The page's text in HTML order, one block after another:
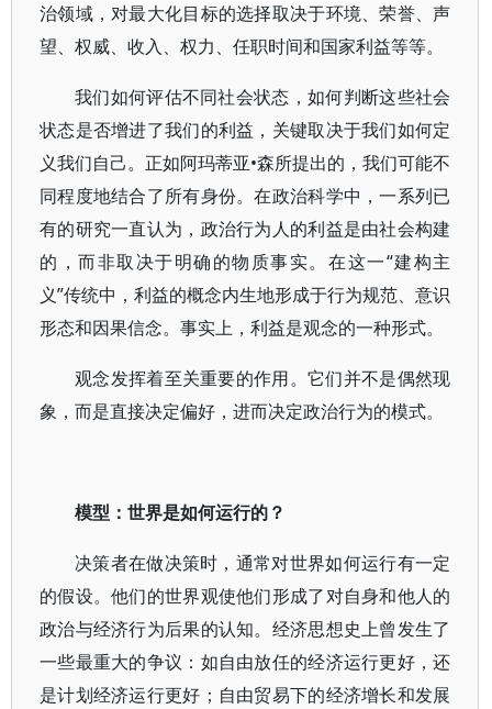
治领域，对最大化目标的选择取决于环境、荣誉、声
望、权威、收入、权力、任职时间和国家利益等等。
我们如何评估不同社会状态，如何判断这些社会
状态是否增进了我们的利益，关键取决于我们如何定
义我们自己。正如阿玛蒂亚•森所提出的，我们可能不
同程度地结合了所有身份。在政治科学中，一系列已
有的研究一直认为，政治行为人的利益是由社会构建
的，而非取决于明确的物质事实。在这一“建构主
义”传统中，利益的概念内生地形成于行为规范、意识
形态和因果信念。事实上，利益是观念的一种形式。
观念发挥着至关重要的作用。它们并不是偶然现
象，而是直接决定偏好，进而决定政治行为的模式。
模型：世界是如何运行的？
决策者在做决策时，通常对世界如何运行有一定
的假设。他们的世界观使他们形成了对自身和他人的
政治与经济行为后果的认知。经济思想史上曾发生了
一些最重大的争议：如自由放任的经济运行更好，还
是计划经济运行更好；自由贸易下的经济增长和发展